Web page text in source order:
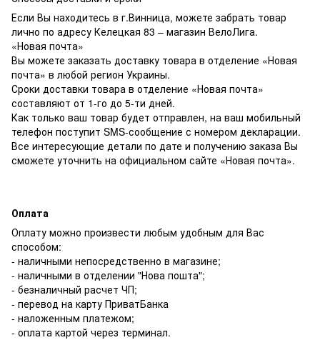
Если Вы находитесь в г.Винница, можете забрать товар
лично по адресу Келецкая 83 – магазин ВелоЛига.
«Новая почта»
Вы можете заказать доставку товара в отделение «Новая
почта» в любой регион Украины.
Сроки доставки товара в отделение «Новая почта»
составляют от 1-го до 5-ти дней.
Как только ваш товар будет отправлен, на ваш мобильный
телефон поступит SMS-сообщение с номером декларации.
Все интересующие детали по дате и получению заказа Вы
сможете уточнить на официальном сайте «Новая почта».
Оплата
Оплату можно произвести любым удобным для Вас
способом:
- наличными непосредственно в магазине;
- наличными в отделении "Нова пошта";
- безналичный расчет ЧП;
- перевод на карту ПриватБанка
- наложенным платежом;
- оплата картой через терминал.